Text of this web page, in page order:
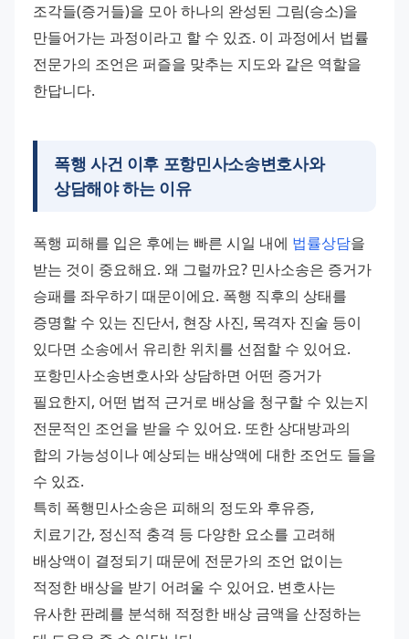
조각들(증거들)을 모아 하나의 완성된 그림(승소)을
만들어가는 과정이라고 할 수 있죠. 이 과정에서 법률
전문가의 조언은 퍼즐을 맞추는 지도와 같은 역할을
한답니다.
폭행 사건 이후 포항민사소송변호사와
상담해야 하는 이유
폭행 피해를 입은 후에는 빠른 시일 내에 법률상담을
받는 것이 중요해요. 왜 그럴까요? 민사소송은 증거가
승패를 좌우하기 때문이에요. 폭행 직후의 상태를
증명할 수 있는 진단서, 현장 사진, 목격자 진술 등이
있다면 소송에서 유리한 위치를 선점할 수 있어요.
포항민사소송변호사와 상담하면 어떤 증거가
필요한지, 어떤 법적 근거로 배상을 청구할 수 있는지
전문적인 조언을 받을 수 있어요. 또한 상대방과의
합의 가능성이나 예상되는 배상액에 대한 조언도 들을
수 있죠.
특히 폭행민사소송은 피해의 정도와 후유증,
치료기간, 정신적 충격 등 다양한 요소를 고려해
배상액이 결정되기 때문에 전문가의 조언 없이는
적정한 배상을 받기 어려울 수 있어요. 변호사는
유사한 판례를 분석해 적정한 배상 금액을 산정하는